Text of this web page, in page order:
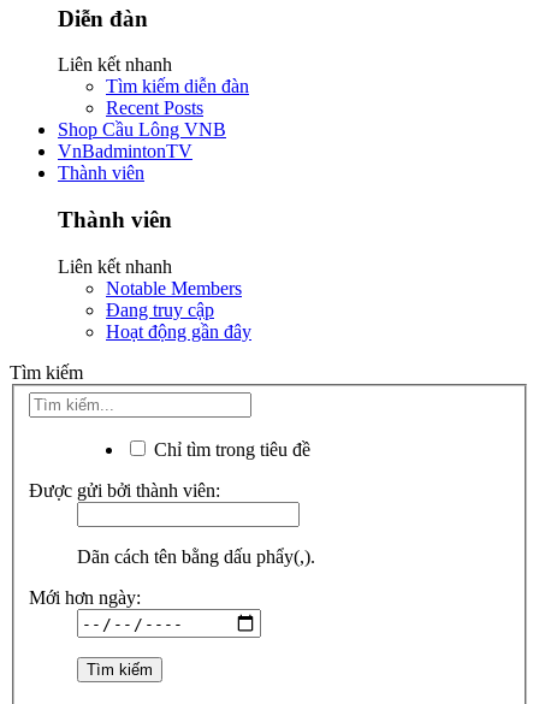
Diễn đàn
Liên kết nhanh
Tìm kiếm diễn đàn
Recent Posts
Shop Cầu Lông VNB
VnBadmintonTV
Thành viên
Thành viên
Liên kết nhanh
Notable Members
Đang truy cập
Hoạt động gần đây
Tìm kiếm
Chỉ tìm trong tiêu đề
Được gửi bởi thành viên:
Dãn cách tên bằng dấu phẩy(,).
Mới hơn ngày: